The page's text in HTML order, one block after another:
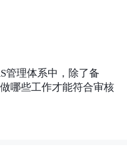
管理体系中，除了备
哪些工作才能符合审核